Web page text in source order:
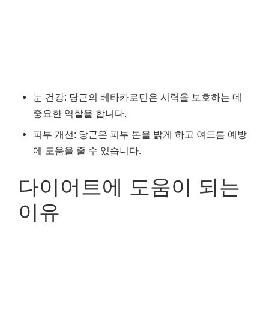
눈 건강: 당근의 베타카로틴은 시력을 보호하는 데
중요한 역할을 합니다.
피부 개선: 당근은 피부 톤을 밝게 하고 여드름 예방
에 도움을 줄 수 있습니다.
다이어트에 도움이 되는
이유